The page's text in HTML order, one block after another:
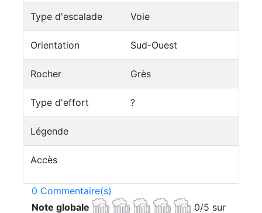
Type d'escalade Voie
Orientation Sud-Ouest
Rocher Grès
Type d'effort ?
Légende
Accès
0 Commentaire(s)
Note globale
0/5 sur